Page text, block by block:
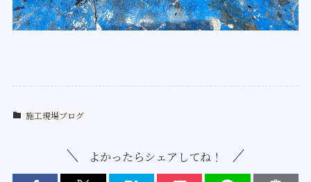
施工現場ブログ
よかったらシェアしてね！